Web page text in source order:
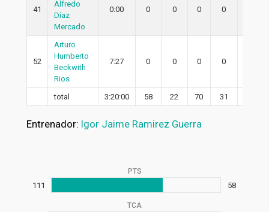
41
Alfredo
Díaz
Mercado
0:00 0 0 0 0
52
Arturo
Humberto
Beckwith
Rios
7:27 0 0 0 0
total 3:20:00 58 22 70 31
Entrenador: Igor Jaime Ramirez Guerra
PTS
111 58
TCA